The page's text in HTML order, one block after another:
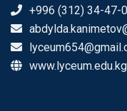
+996 (312) 34-47-
www.lyceum.edu.kg